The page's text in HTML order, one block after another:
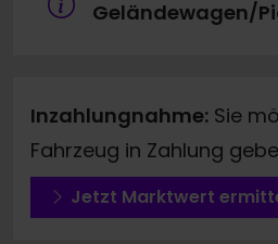
Geländewagen/
Inzahlungnahme: Sie
Fahrzeug in Zahlung
Jetzt Marktwert